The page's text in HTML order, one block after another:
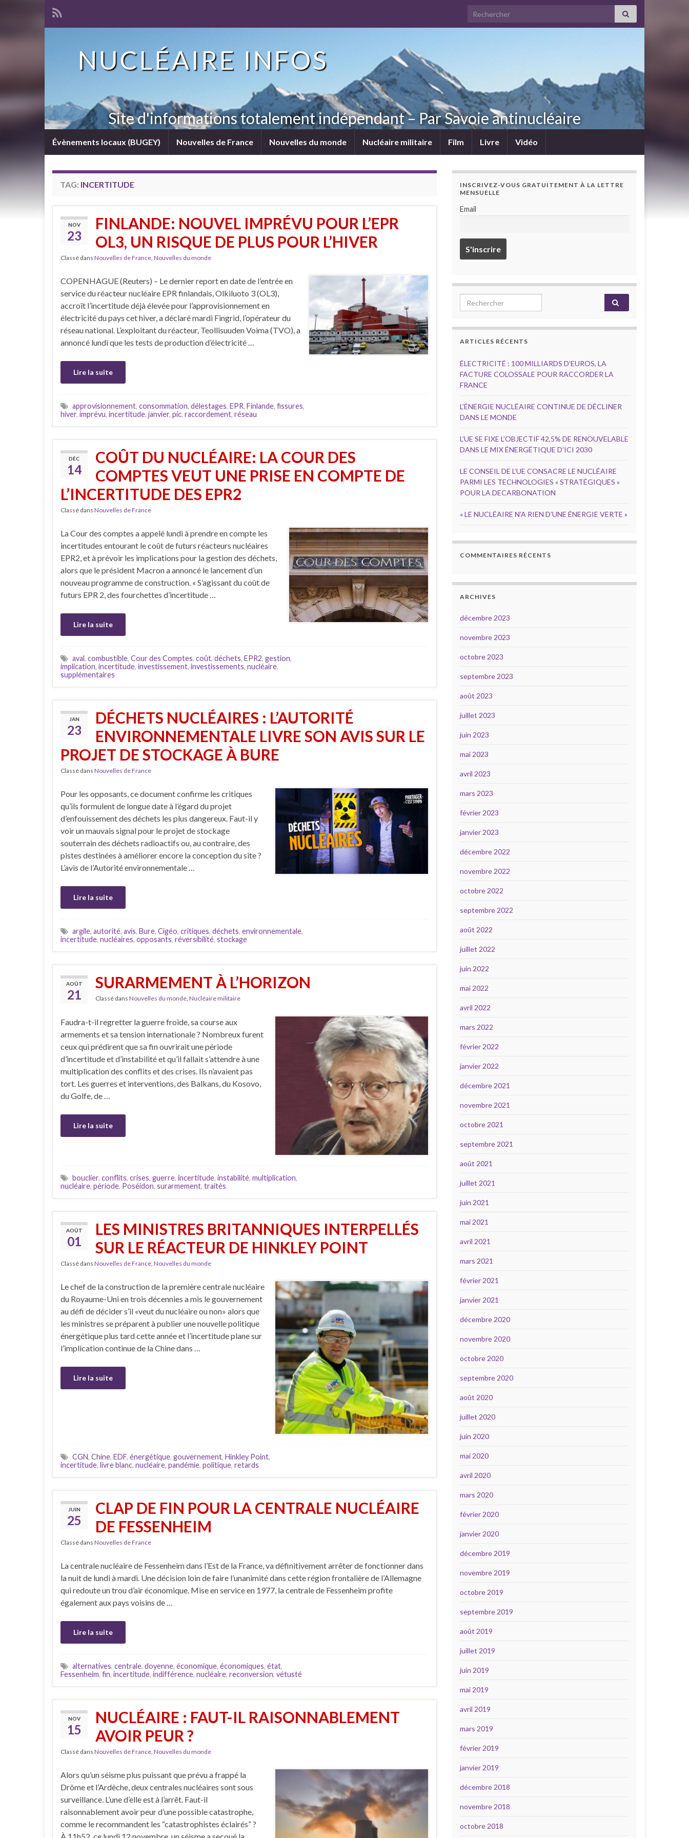
Search for:
NUCLÉAIRE INFOS
Site d'informations totalement indépendant – Par Savoie antinucléaire
Évènements locaux (BUGEY) Nouvelles de France Nouvelles du monde Nucléaire militaire Film Livre Vidéo
TAG: INCERTITUDE
NOV
23
FINLANDE: NOUVEL IMPRÉVU POUR L’EPR
OL3, UN RISQUE DE PLUS POUR L’HIVER
Classé dans Nouvelles de France, Nouvelles du monde
COPENHAGUE (Reuters) – Le dernier report en date de l’entrée en
service du réacteur nucléaire EPR finlandais, Olkiluoto 3 (OL3),
accroît l’incertitude déjà élevée pour l’approvisionnement en
électricité du pays cet hiver, a déclaré mardi Fingrid, l’opérateur du
réseau national. L’exploitant du réacteur, Teollisuuden Voima (TVO), a
annoncé lundi que les tests de production d’électricité …
Lire la suite
approvisionnement, consommation, délestages, EPR, Finlande, fissures,
hiver, imprévu, incertitude, janvier, pic, raccordement, réseau
DÉC
14
COÛT DU NUCLÉAIRE: LA COUR DES
COMPTES VEUT UNE PRISE EN COMPTE DE
L’INCERTITUDE DES EPR2
Classé dans Nouvelles de France
La Cour des comptes a appelé lundi à prendre en compte les
incertitudes entourant le coût de futurs réacteurs nucléaires
EPR2, et à prévoir les implications pour la gestion des déchets,
alors que le président Macron a annoncé le lancement d’un
nouveau programme de construction. « S’agissant du coût de
futurs EPR 2, des fourchettes d’incertitude …
Lire la suite
aval, combustible, Cour des Comptes, coût, déchets, EPR2, gestion,
implication, incertitude, investissement, investissements, nucléaire,
supplémentaires
JAN
23
DÉCHETS NUCLÉAIRES : L’AUTORITÉ
ENVIRONNEMENTALE LIVRE SON AVIS SUR LE
PROJET DE STOCKAGE À BURE
Classé dans Nouvelles de France
Pour les opposants, ce document confirme les critiques
qu’ils formulent de longue date à l’égard du projet
d’enfouissement des déchets les plus dangereux. Faut-il y
voir un mauvais signal pour le projet de stockage
souterrain des déchets radioactifs ou, au contraire, des
pistes destinées à améliorer encore la conception du site ?
L’avis de l’Autorité environnementale …
Lire la suite
argile, autorité, avis, Bure, Cigéo, critiques, déchets, environnementale,
incertitude, nucléaires, opposants, réversibilité, stockage
AOÛT
21
SURARMEMENT À L’HORIZON
Classé dans Nouvelles du monde, Nucléaire militaire
Faudra-t-il regretter la guerre froide, sa course aux
armements et sa tension internationale ? Nombreux furent
ceux qui prédirent que sa fin ouvrirait une période
d’incertitude et d’instabilité et qu’il fallait s’attendre à une
multiplication des conflits et des crises. Ils n’avaient pas
tort. Les guerres et interventions, des Balkans, du Kosovo,
du Golfe, de …
Lire la suite
bouclier, conflits, crises, guerre, incertitude, instabilité, multiplication,
nucléaire, période, Poséidon, surarmement, traités
AOÛT
01
LES MINISTRES BRITANNIQUES INTERPELLÉS
SUR LE RÉACTEUR DE HINKLEY POINT
Classé dans Nouvelles de France, Nouvelles du monde
Le chef de la construction de la première centrale nucléaire
du Royaume-Uni en trois décennies a mis le gouvernement
au défi de décider s’il «veut du nucléaire ou non» alors que
les ministres se préparent à publier une nouvelle politique
énergétique plus tard cette année et l’incertitude plane sur
l’implication continue de la Chine dans …
Lire la suite
CGN, Chine, EDF, énergétique, gouvernement, Hinkley Point,
incertitude, livre blanc, nucléaire, pandémie, politique, retards
JUIN
25
CLAP DE FIN POUR LA CENTRALE NUCLÉAIRE
DE FESSENHEIM
Classé dans Nouvelles de France
La centrale nucléaire de Fessenheim dans l’Est de la France, va définitivement arrêter de fonctionner dans
la nuit de lundi à mardi. Une décision loin de faire l’unanimité dans cette région frontalière de l’Allemagne
qui redoute un trou d’air économique. Mise en service en 1977, la centrale de Fessenheim profite
également aux pays voisins de …
Lire la suite
alternatives, centrale, doyenne, économique, économiques, état,
Fessenheim, fin, incertitude, indifférence, nucléaire, reconversion, vétusté
NOV
15
NUCLÉAIRE : FAUT-IL RAISONNABLEMENT
AVOIR PEUR ?
Classé dans Nouvelles de France, Nouvelles du monde
Alors qu’un séisme plus puissant que prévu a frappé la
Drôme et l’Ardèche, deux centrales nucléaires sont sous
surveillance. L’une d’elle est à l’arrêt. Faut-il
raisonnablement avoir peur d’une possible catastrophe,
comme le recommandent les “catastrophistes éclairés” ?
INSCRIVEZ-VOUS GRATUITEMENT À LA LETTRE
MENSUELLE
Email
Search for:
ARTICLES RÉCENTS
ÉLECTRICITÉ : 100 MILLIARDS D’EUROS, LA
FACTURE COLOSSALE POUR RACCORDER LA
FRANCE
L’ÉNERGIE NUCLÉAIRE CONTINUE DE DÉCLINER
DANS LE MONDE
L’UE SE FIXE L’OBJECTIF 42,5% DE RENOUVELABLE
DANS LE MIX ÉNERGÉTIQUE D’ICI 2030
LE CONSEIL DE L’UE CONSACRE LE NUCLÉAIRE
PARMI LES TECHNOLOGIES « STRATÉGIQUES »
POUR LA DECARBONATION
« LE NUCLÉAIRE N’A RIEN D’UNE ÉNERGIE VERTE »
COMMENTAIRES RÉCENTS
ARCHIVES
décembre 2023
novembre 2023
octobre 2023
septembre 2023
août 2023
juillet 2023
juin 2023
mai 2023
avril 2023
mars 2023
février 2023
janvier 2023
décembre 2022
novembre 2022
octobre 2022
septembre 2022
août 2022
juillet 2022
juin 2022
mai 2022
avril 2022
mars 2022
février 2022
janvier 2022
décembre 2021
novembre 2021
octobre 2021
septembre 2021
août 2021
juillet 2021
juin 2021
mai 2021
avril 2021
mars 2021
février 2021
janvier 2021
décembre 2020
novembre 2020
octobre 2020
septembre 2020
août 2020
juillet 2020
juin 2020
mai 2020
avril 2020
mars 2020
février 2020
janvier 2020
décembre 2019
novembre 2019
octobre 2019
septembre 2019
août 2019
juillet 2019
juin 2019
mai 2019
avril 2019
mars 2019
février 2019
janvier 2019
décembre 2018
novembre 2018
octobre 2018